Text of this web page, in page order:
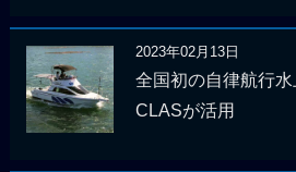
2023年02月13日
全国初の自律航行
CLASが活用